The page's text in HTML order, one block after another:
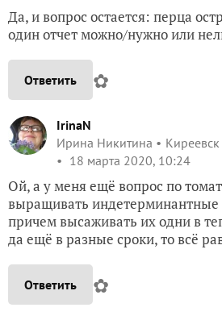
Да, и вопрос остается: перца
один отчет можно/нужно или
Ответить ✿
IrinaN
Ирина Никитина
Киреевск
18 марта 2020, 10:24
Ой, а у меня ещё вопрос по
выращивать
причем высаживать их одни в
да ещё в разные сроки, то всё
Ответить ✿